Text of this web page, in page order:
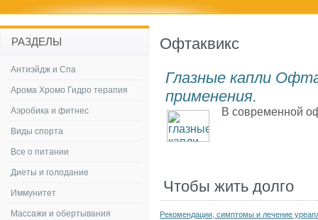
Офтаквикс
Глазные капли
применения.
В современной
Чтобы жить долго
Рекомендации, симптомы и лечение
РАЗДЕЛЫ
Антиэйдж и Спа
Арома Хромо Гидро терапия
Аэробика и фитнес
Виды спорта
Все о питании
Диеты и голодание
Иммунитет
Массажи и обертывания